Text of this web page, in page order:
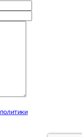
политики